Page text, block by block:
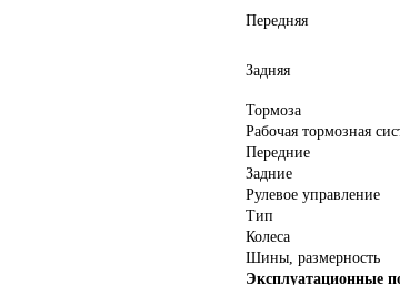
Передняя
Задняя
Тормоза
Рабочая тормозная
Передние
Задние
Рулевое управление
Тип
Колеса
Шины, размерность
Эксплуатационные